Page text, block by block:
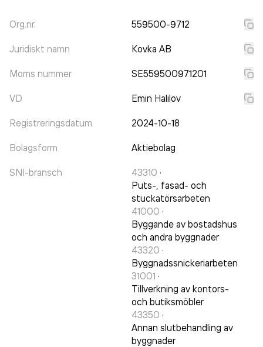
Org.nr. 559500-9712
Juridiskt namn Kovka AB
Moms nummer SE559500971201
VD Emin Halilov
Registreringsdatum 2024-10-18
Bolagsform Aktiebolag
SNI-bransch 43310 ·
Puts-, fasad- och
stuckatörsarbeten
41000 ·
Byggande av bostadshus
och andra byggnader
43320 ·
Byggnadssnickeriarbeten
31001 ·
Tillverkning av kontors-
och butiksmöbler
43350 ·
Annan slutbehandling av
byggnader